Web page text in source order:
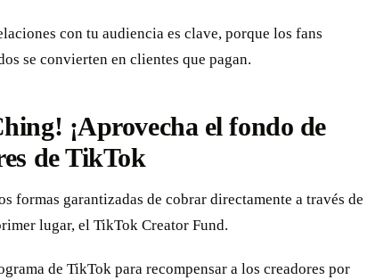
con tu audiencia es clave, porque los fans
se convierten en clientes que pagan.
¡Aprovecha el fondo de
de TikTok
formas garantizadas de cobrar directamente a través de
lugar, el TikTok Creator Fund.
de TikTok para recompensar a los creadores por